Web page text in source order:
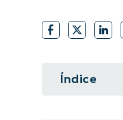
FALE
Índice